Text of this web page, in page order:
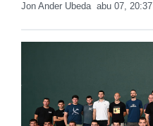
Jon Ander Ubeda abu 07, 20:37